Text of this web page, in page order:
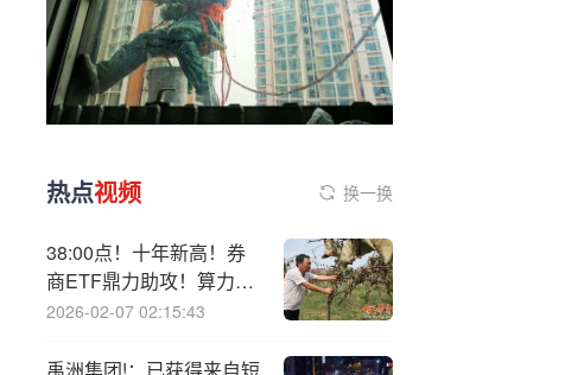
热点视频 换一换
38:00点！十年新高！券
商ETF鼎力助攻！算力芯
片点燃“科技牛”，AI双子
量暴涨超8%
2026-02-07 02:15:43